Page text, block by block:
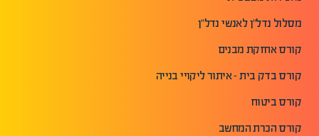
מסלול נדל"ן לאנשי נדל"ן
קורס אחזקת מבנים
קורס בדק בית - איתור ליקויי בנייה
קורס ביטוח
קורס הכרת המחשב